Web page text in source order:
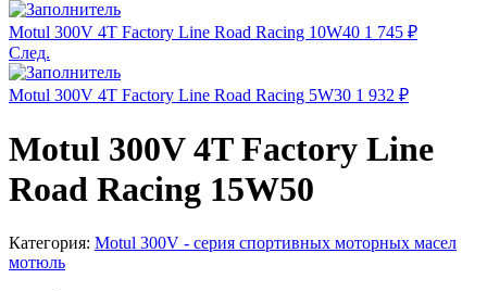
Motul 300V 4T Factory Line Road Racing 10W40 1 745 ₽
След.
Motul 300V 4T Factory Line Road Racing 5W30 1 932 ₽
Motul 300V 4T Factory Line
Road Racing 15W50
Категория: Motul 300V - серия спортивных моторных масел
мотюль